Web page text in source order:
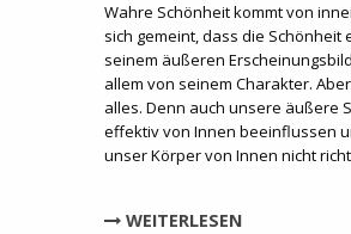
Wahre Schönheit kommt von
sich gemeint, dass die Schönheit
seinem äußeren
allem von seinem Charakter.
alles. Denn auch unsere äußere
effektiv von Innen beeinflussen
unser Körper von Innen nicht
WEITERLESEN